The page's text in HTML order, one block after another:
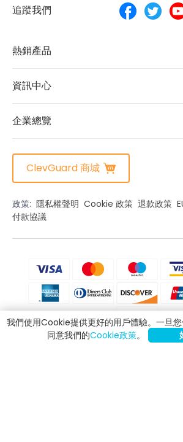
追蹤我們
熱銷產品
資訊中心
企業總覽
ClevGuard 商城
政策: 隱私權聲明 Cookie 政策 退款政策
付款協議
我們使用Cookie提供更好的用戶體驗。一旦
同意我們的Cookie政策。